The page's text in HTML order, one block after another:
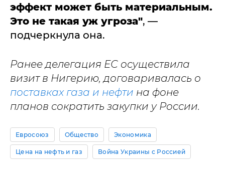
эффект может быть материальным.
Это не такая уж угроза", —
подчеркнула она.
Ранее делегация ЕС осуществила
визит в Нигерию, договаривалась о
поставках газа и нефти на фоне
планов сократить закупки у России.
Евросоюз Общество Экономика
Цена на нефть и газ Война Украины с Россией